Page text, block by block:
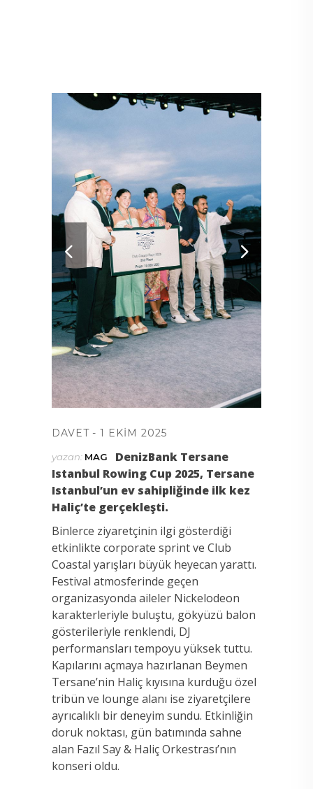
DAVET 1 EKIM 2025
yazan: MAG
DenizBank Tersane
Istanbul Rowing Cup 2025, Tersane
Istanbul’un ev sahipliğinde ilk kez
Haliç’te gerçekleşti.
Binlerce ziyaretçinin ilgi gösterdiği
etkinlikte corporate sprint ve Club
Coastal yarışları büyük heyecan yarattı.
Festival atmosferinde geçen
organizasyonda aileler Nickelodeon
karakterleriyle buluştu, gökyüzü balon
gösterileriyle renklendi, DJ
performansları tempoyu yüksek tuttu.
Kapılarını açmaya hazırlanan Beymen
Tersane’nin Haliç kıyısına kurduğu özel
tribün ve lounge alanı ise ziyaretçilere
ayrıcalıklı bir deneyim sundu. Etkinliğin
doruk noktası, gün batımında sahne
alan Fazıl Say & Haliç Orkestrası’nın
konseri oldu.